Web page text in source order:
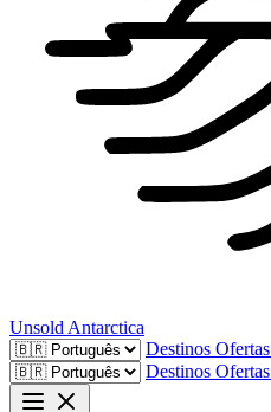
Unsold Antarctica
Destinos Ofertas
Destinos Ofertas